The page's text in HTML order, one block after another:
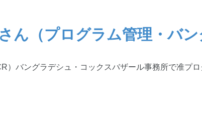
ん（プログラム管理・バン
バングラデシュ・コックスバザール事務所で准プ